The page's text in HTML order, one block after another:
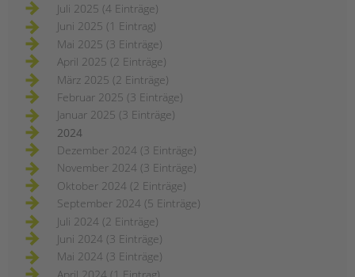
Juli 2025 (4 Einträge)
Juni 2025 (1 Eintrag)
Mai 2025 (3 Einträge)
April 2025 (2 Einträge)
März 2025 (2 Einträge)
Februar 2025 (3 Einträge)
Januar 2025 (3 Einträge)
2024
Dezember 2024 (3 Einträge)
November 2024 (3 Einträge)
Oktober 2024 (2 Einträge)
September 2024 (5 Einträge)
Juli 2024 (2 Einträge)
Juni 2024 (3 Einträge)
Mai 2024 (3 Einträge)
April 2024 (1 Eintrag)